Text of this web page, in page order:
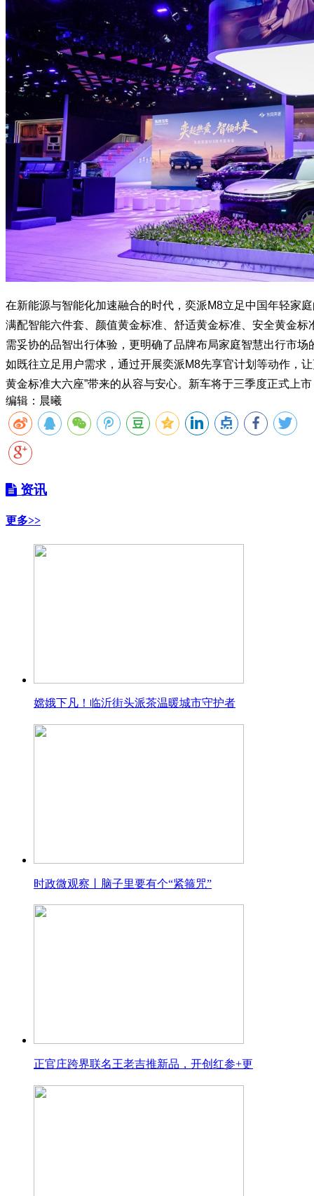
在新能源与智能化加速融合的时代，奕派M8立足中国年轻家
满配智能六件套、颜值黄金标准、舒适黄金标准、安全黄金
需妥协的品智出行体验，更明确了品牌布局家庭智慧出行市
如既往立足用户需求，通过开展奕派M8先享官计划等动作，
黄金标准大六座”带来的从容与安心。新车将于三季度正式上
编辑：晨曦
资讯
更多>>
嫦娥下凡！临沂街头派茶温暖城市守护者
时政微观察丨脑子里要有个“紧箍咒”
正官庄跨界联名王老吉推新品，开创红参+更